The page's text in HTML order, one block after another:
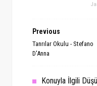
Previous
Tanrılar Okulu - Stefano
D'Anna
Konuyla İlgili